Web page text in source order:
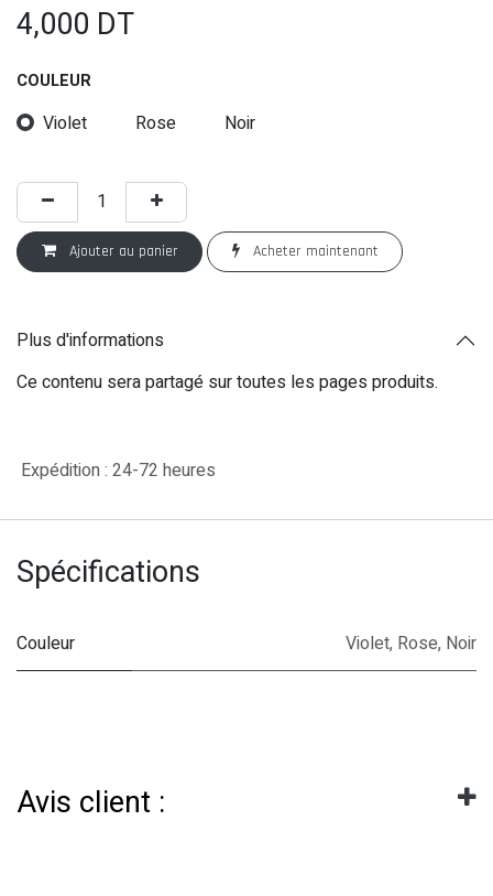
4,000 DT
COULEUR
Violet Rose Noir
Ajouter au panier Acheter maintenant
Plus d'informations
Ce contenu sera partagé sur toutes les pages produits.
Expédition : 24-72 heures
Spécifications
Couleur Violet, Rose, Noir
Avis client :